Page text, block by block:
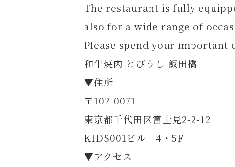
The restaurant is fully
also for a wide range of
Please spend your important
和牛焼肉 とびうし 飯田橋
▼住所
〒102-0071
東京都千代田区富士見2-2-12
KIDS001ビル 4・5F
▼アクセス